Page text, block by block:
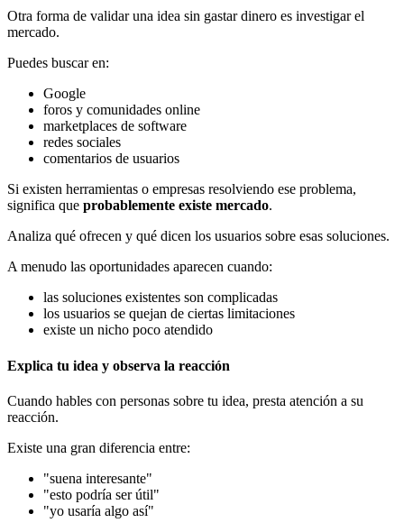
Otra forma de validar una idea sin gastar dinero es investigar el
mercado.
Puedes buscar en:
Google
foros y comunidades online
marketplaces de software
redes sociales
comentarios de usuarios
Si existen herramientas o empresas resolviendo ese problema,
significa que probablemente existe mercado.
Analiza qué ofrecen y qué dicen los usuarios sobre esas soluciones.
A menudo las oportunidades aparecen cuando:
las soluciones existentes son complicadas
los usuarios se quejan de ciertas limitaciones
existe un nicho poco atendido
Explica tu idea y observa la reacción
Cuando hables con personas sobre tu idea, presta atención a su
reacción.
Existe una gran diferencia entre:
"suena interesante"
"esto podría ser útil"
"yo usaría algo así"